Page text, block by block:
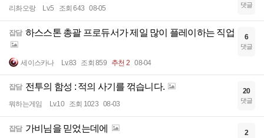
리촤오랑 Lv.5 조회 643 08-05 댓글
잡담 하스스톤 총괄 프로듀서가 제일 많이 플레이하는 직업
세이스카나 Lv.83 조회 859 추천 2 08-04
6
댓글
잡담 전투의 함성 : 적의 사기를 꺾습니다.
뭐하는게임 Lv.10 조회 1023 08-03
20
댓글
잡담 가비님을 믿었는데에 2